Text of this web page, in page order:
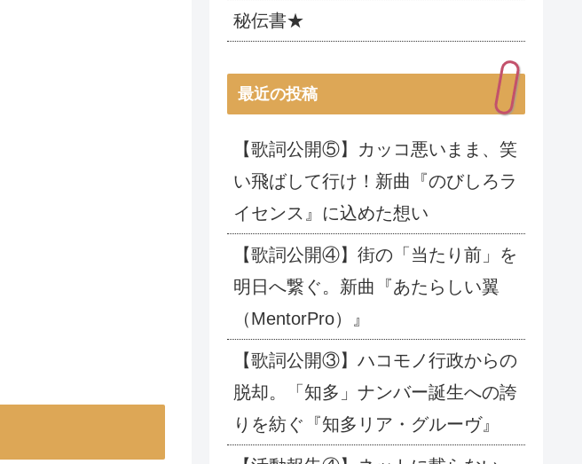
秘伝書★
最近の投稿
【歌詞公開⑤】カッコ悪いまま、笑
い飛ばして行け！新曲『のびしろラ
イセンス』に込めた想い
【歌詞公開④】街の「当たり前」を
明日へ繋ぐ。新曲『あたらしい翼
（MentorPro）』
【歌詞公開③】ハコモノ行政からの
脱却。「知多」ナンバー誕生への誇
りを紡ぐ『知多リア・グルーヴ』